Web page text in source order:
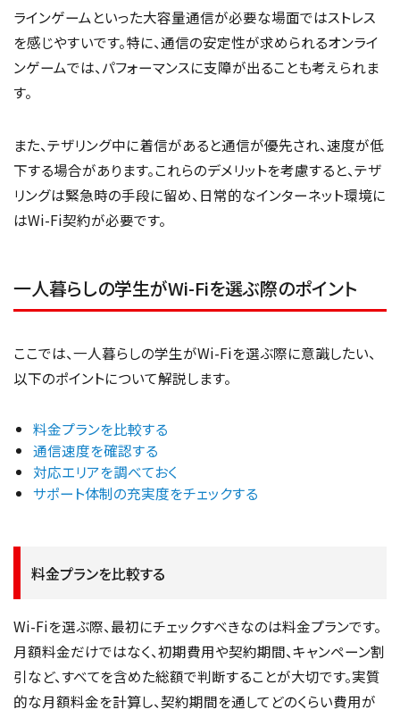
ラインゲームといった大容量通信が必要な場面ではストレス
を感じやすいです。特に、通信の安定性が求められるオンライ
ンゲームでは、パフォーマンスに支障が出ることも考えられま
す。
また、テザリング中に着信があると通信が優先され、速度が低
下する場合があります。これらのデメリットを考慮すると、テザ
リングは緊急時の手段に留め、日常的なインターネット環境に
はWi-Fi契約が必要です。
一人暮らしの学生がWi-Fiを選ぶ際のポイント
ここでは、一人暮らしの学生がWi-Fiを選ぶ際に意識したい、
以下のポイントについて解説します。
料金プランを比較する
通信速度を確認する
対応エリアを調べておく
サポート体制の充実度をチェックする
料金プランを比較する
Wi-Fiを選ぶ際、最初にチェックすべきなのは料金プランです。
月額料金だけではなく、初期費用や契約期間、キャンペーン割
引など、すべてを含めた総額で判断することが大切です。実質
的な月額料金を計算し、契約期間を通してどのくらい費用が